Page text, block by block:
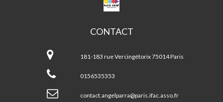
ANGEL
CONTACT
Angel
Parra
181-183 rue Vercingétorix 75014 Paris
0156535353
contact.angelparra@paris.ifac.asso.fr